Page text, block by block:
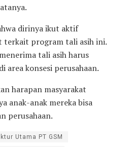
dirinya ikut aktif
terkait program tali asih ini.
tali asih harus
area konsesi perusahaan.
harapan masyarakat
anak-anak mereka bisa
perusahaan.
Utama PT GSM